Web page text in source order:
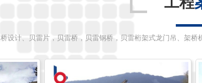
设计、贝雷片，贝雷桥，贝雷钢桥，贝雷桁架式龙门吊、架